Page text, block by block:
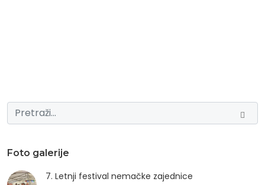
Foto galerije
7. Letnji festival nemačke zajednice